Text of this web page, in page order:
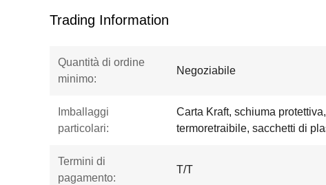
Trading Information
Quantità di ordine
minimo:
Negoziabile
Imballaggi
particolari:
Carta Kraft, schiuma
termoretraibile, sacchetti di
Termini di
pagamento:
T/T